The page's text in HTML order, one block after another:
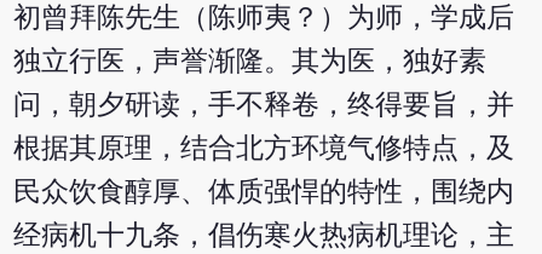
初曾拜陈先生（陈师夷？）为师，学成后
独立行医，声誉渐隆。其为医，独好素
问，朝夕研读，手不释卷，终得要旨，并
根据其原理，结合北方环境气修特点，及
民众饮食醇厚、体质强悍的特性，围绕内
经病机十九条，倡伤寒火热病机理论，主